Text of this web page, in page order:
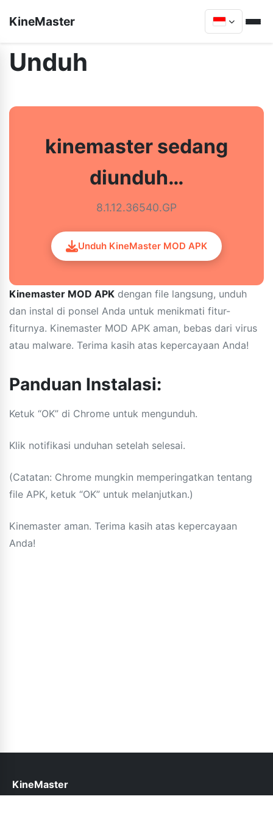
KineMaster
Unduh
kinemaster sedang
diunduh…
8.1.12.36540.GP
Unduh KineMaster MOD APK
Kinemaster MOD APK dengan file langsung, unduh
dan instal di ponsel Anda untuk menikmati fitur-
fiturnya. Kinemaster MOD APK aman, bebas dari virus
atau malware. Terima kasih atas kepercayaan Anda!
Panduan Instalasi:
Ketuk “OK” di Chrome untuk mengunduh.
Klik notifikasi unduhan setelah selesai.
(Catatan: Chrome mungkin memperingatkan tentang
file APK, ketuk “OK” untuk melanjutkan.)
Kinemaster aman. Terima kasih atas kepercayaan
Anda!
KineMaster